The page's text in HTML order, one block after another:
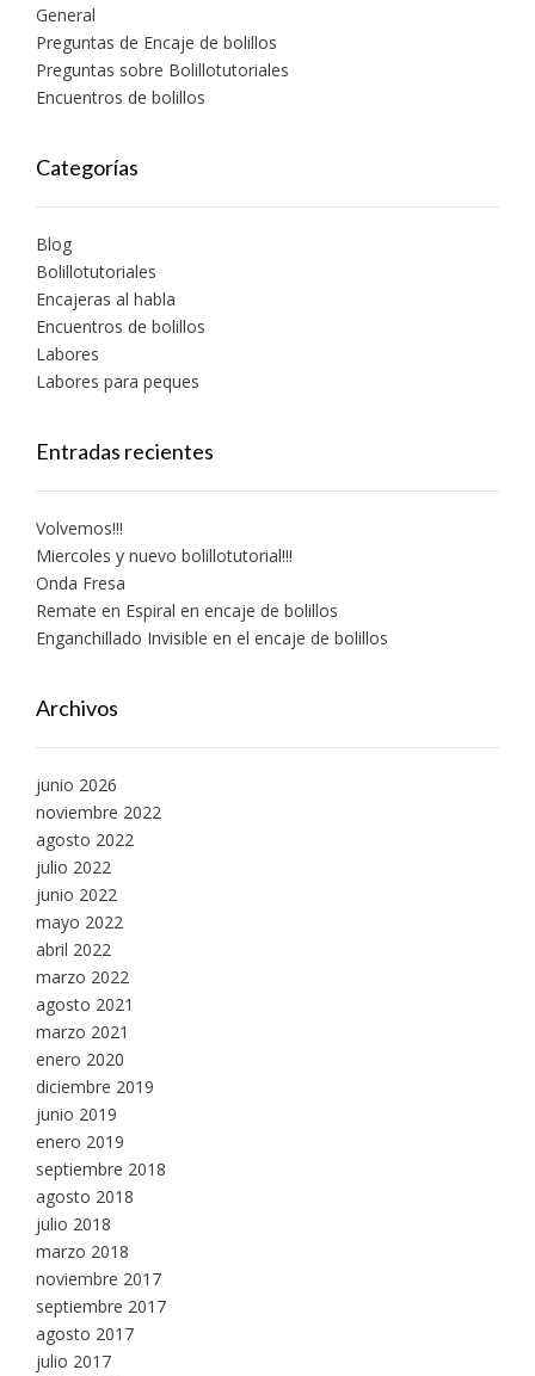
General
Preguntas de Encaje de bolillos
Preguntas sobre Bolillotutoriales
Encuentros de bolillos
Categorías
Blog
Bolillotutoriales
Encajeras al habla
Encuentros de bolillos
Labores
Labores para peques
Entradas recientes
Volvemos!!!
Miercoles y nuevo bolillotutorial!!!
Onda Fresa
Remate en Espiral en encaje de bolillos
Enganchillado Invisible en el encaje de bolillos
Archivos
junio 2026
noviembre 2022
agosto 2022
julio 2022
junio 2022
mayo 2022
abril 2022
marzo 2022
agosto 2021
marzo 2021
enero 2020
diciembre 2019
junio 2019
enero 2019
septiembre 2018
agosto 2018
julio 2018
marzo 2018
noviembre 2017
septiembre 2017
agosto 2017
julio 2017